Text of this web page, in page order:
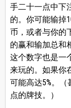
手二十一点中下
的。你可能输掉
币，或者与你的
的赢和输加总和
这个数字也是一
来玩的。如果你
可能高达5%。
点的牌技。）